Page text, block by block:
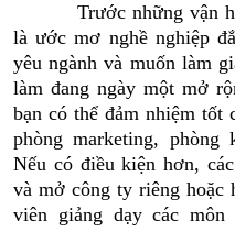
Trước những vận hội
là ước mơ nghề nghiệp
yêu ngành và muốn làm
làm đang ngày một mở
bạn có thể đảm nhiệm
phòng marketing, phòng
Nếu có điều kiện hơn,
và mở công ty riêng hoặc
viên giảng dạy các